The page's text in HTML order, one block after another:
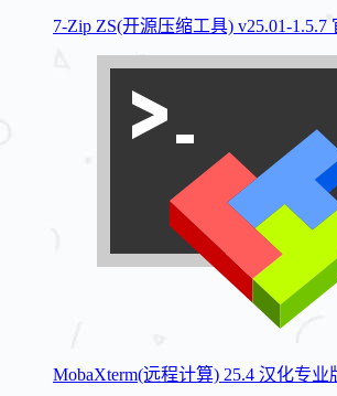
7-Zip ZS(开源压缩工具) v25.01-1.5.7
MobaXterm(远程计算) 25.4 汉化专业